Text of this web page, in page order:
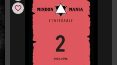
favorite_border